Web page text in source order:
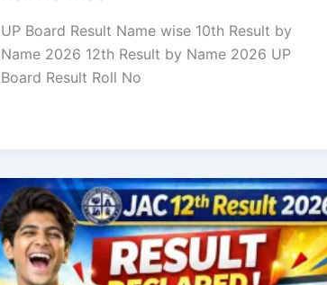
UP Board Result Name wise 10th Result by
Name 2026 12th Result by Name 2026 UP
Board Result Roll No